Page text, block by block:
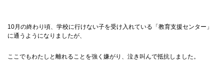
10月の終わり頃、学校に行けない子を受け入れている「教育支援センター」
に通うようになりましたが、
ここでもわたしと離れることを強く嫌がり、泣き叫んで抵抗しました。